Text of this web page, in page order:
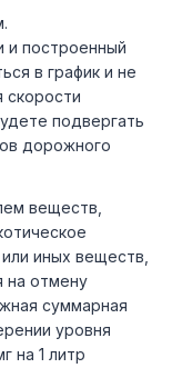
и построенный
в график и не
скорости
подвергать
дорожного
веществ,
иных веществ,
на отмену
суммарная
уровня
на 1 литр